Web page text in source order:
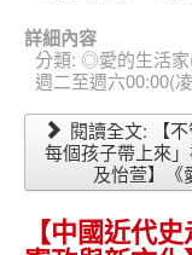
詳細內容
分類: ◎愛的生活家
週二至週六00:00(
閱讀全文: 【
每個孩子帶上來
及怡萱】《
【中國近代